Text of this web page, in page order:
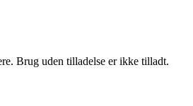
Brug uden tilladelse er ikke tilladt.